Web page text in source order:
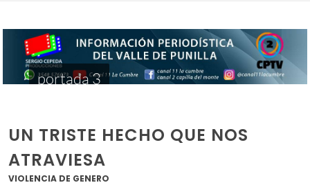
portada 3
UN TRISTE HECHO QUE NOS
ATRAVIESA
VIOLENCIA DE GENERO